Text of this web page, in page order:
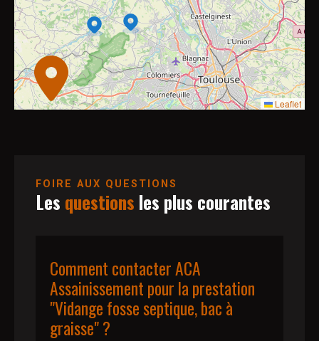
Leaflet
FOIRE AUX QUESTIONS
Les questions les plus courantes
Comment contacter ACA
Assainissement pour la prestation
"Vidange fosse septique, bac à
graisse" ?